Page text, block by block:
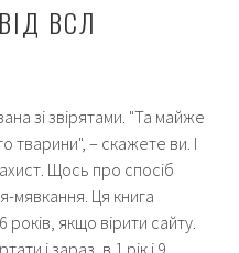
ВСЛ
зі звірятами. "Та майже
тварини", – скажете ви. І
Щось про спосіб
мявкання. Ця книга
років, якщо вірити сайту.
і зараз, в 1 рік і 9 …